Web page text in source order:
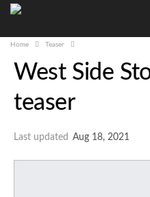
Home Teaser
West Side
teaser
Last updated Aug 18, 2021